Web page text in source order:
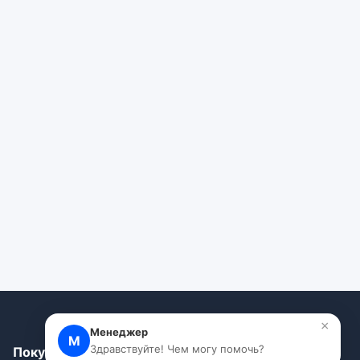
Покупателям
М
Менеджер
Здравствуйте! Чем могу помочь?
×